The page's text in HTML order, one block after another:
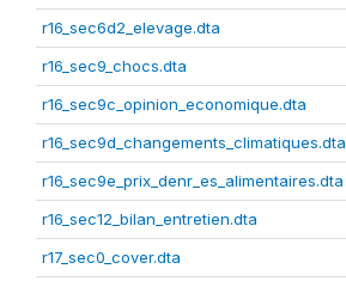
r16_sec6d2_elevage.dta
r16_sec9_chocs.dta
r16_sec9c_opinion_economique.dta
r16_sec9d_changements_climatiques.dta
r16_sec9e_prix_denr_es_alimentaires.dta
r16_sec12_bilan_entretien.dta
r17_sec0_cover.dta